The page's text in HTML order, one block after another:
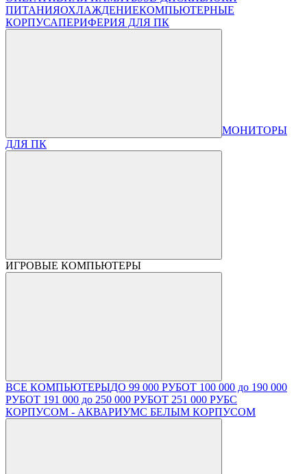
ПИТАНИЯОХЛАЖДЕНИЕКОМПЬЮТЕРНЫЕ
КОРПУСАПЕРИФЕРИЯ ДЛЯ ПК
МОНИТОРЫ
ДЛЯ ПК
ИГРОВЫЕ КОМПЬЮТЕРЫ
ВСЕ КОМПЬЮТЕРЫДО 99 000 РУБОТ 100 000 до 190 000
РУБОТ 191 000 до 250 000 РУБОТ 251 000 РУБС
КОРПУСОМ - АКВАРИУМС БЕЛЫМ КОРПУСОМ